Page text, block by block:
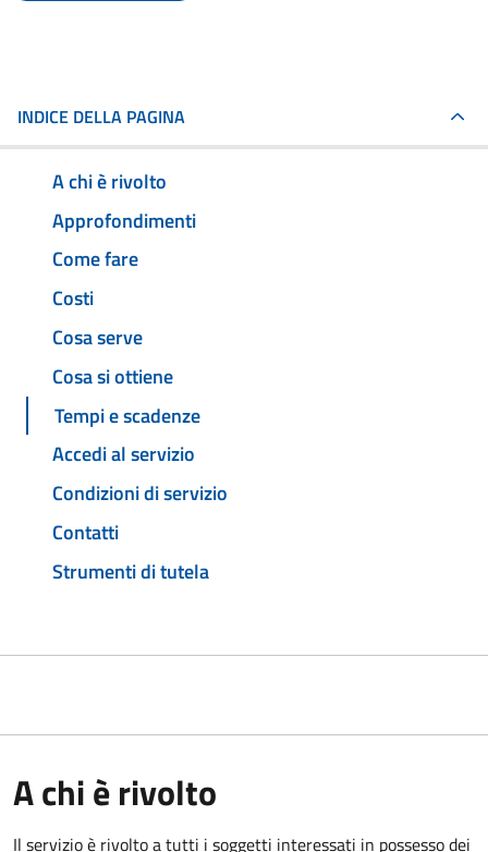
INDICE DELLA PAGINA
A chi è rivolto
Approfondimenti
Come fare
Costi
Cosa serve
Cosa si ottiene
Tempi e scadenze
Accedi al servizio
Condizioni di servizio
Contatti
Strumenti di tutela
A chi è rivolto
Il servizio è rivolto a tutti i soggetti interessati in possesso dei